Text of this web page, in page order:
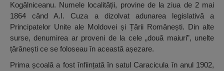
Kogălniceanu. Numele localității, provine de la ziua de 2 mai
1864 când A.I. Cuza a dizolvat adunarea legislativă a
Principatelor Unite ale Moldovei și Țării Românești. Din alte
surse, denumirea ar proveni de la cele „două maiuri”, unelte
țărănești ce se foloseau în această așezare.
Prima școală a fost înființată în satul Caracicula în anul 1902,